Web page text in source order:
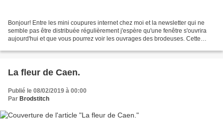
Bonjour! Entre les mini coupures internet chez moi et la newsletter qui ne
semble pas être distribuée régulièrement j'espère qu'une fenêtre s'ouvrira
aujourd'hui et que vous pourrez voir les ouvrages des brodeuses. Cette
La fleur de Caen.
Publié le 08/02/2019 à 00:00
Par Brodstitch